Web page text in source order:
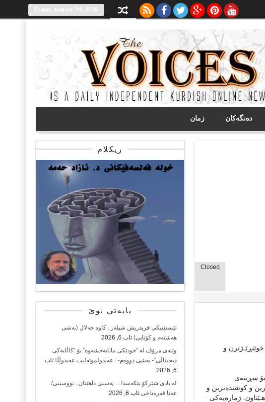
Friday, August 7th, 2026
دەنگەکان زمان
Closed
و
سڕینەی
و کوشندەترین و
ژمارەیەکی
ریکلام
بابەتی نوێ
ئێستێتیکی فریدریش شیلەر.. کاوە جەلال (بەشی
هەشتەم و کۆتایی) ئاب 6, 2026
وێنەی مرۆڤ لە “خودێکی مانابەخشەوە” بۆ “کاڵایەکی
دیجیتاڵی”- بەشی دووەم-.. عەبدولموتەلیب عەبدوڵڵا ئاب
6, 2026
لە یادی شێرکۆ بێکەسدا… پەسنی داهێنان.. نووسینی/
عەتا قەرەداخی ئاب 6, 2026